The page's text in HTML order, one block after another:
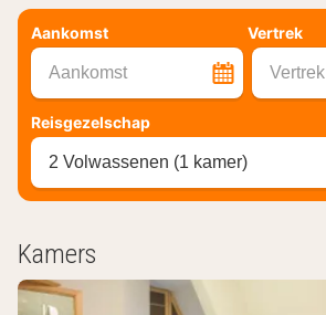
Aankomst Vertrek
Aankomst Vertrek
Reisgezelschap
2 Volwassenen (1 kamer)
Kamers